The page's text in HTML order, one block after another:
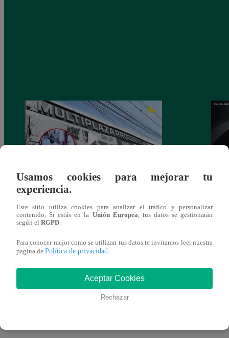
Asesinan a comerciante ferretero dentro de
galería en San Juan de Lurigancho
También te puede
interesar
Usamos cookies para mejorar tu
experiencia.
Este sitio utiliza cookies para analizar el tráfico y personalizar
contenido. Si estás en la Unión Europea , tus datos se gestionarán
según el RGPD
Para conocer mejor como se utilizan tus datos te invitamos leer nuestra
pagina de Política de privacidad
Aceptar Cookies
Rechazar